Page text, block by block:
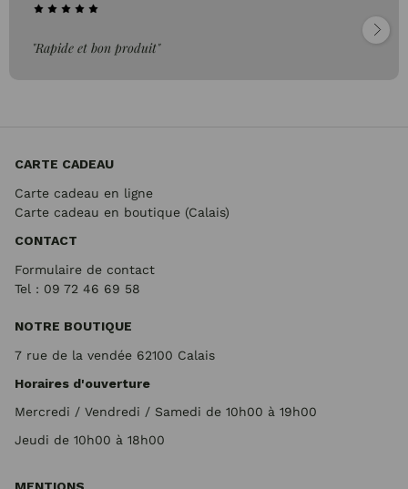
"Rapide et bon produit"
CARTE CADEAU
Carte cadeau en ligne
Carte cadeau en boutique (Calais)
CONTACT
Formulaire de contact
Tel : 09 72 46 69 58
NOTRE BOUTIQUE
7 rue de la vendée 62100 Calais
Horaires d'ouverture
Mercredi / Vendredi / Samedi de 10h00 à 19h00
Jeudi de 10h00 à 18h00